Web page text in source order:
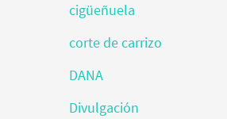
cigüeñuela
corte de carrizo
DANA
Divulgación